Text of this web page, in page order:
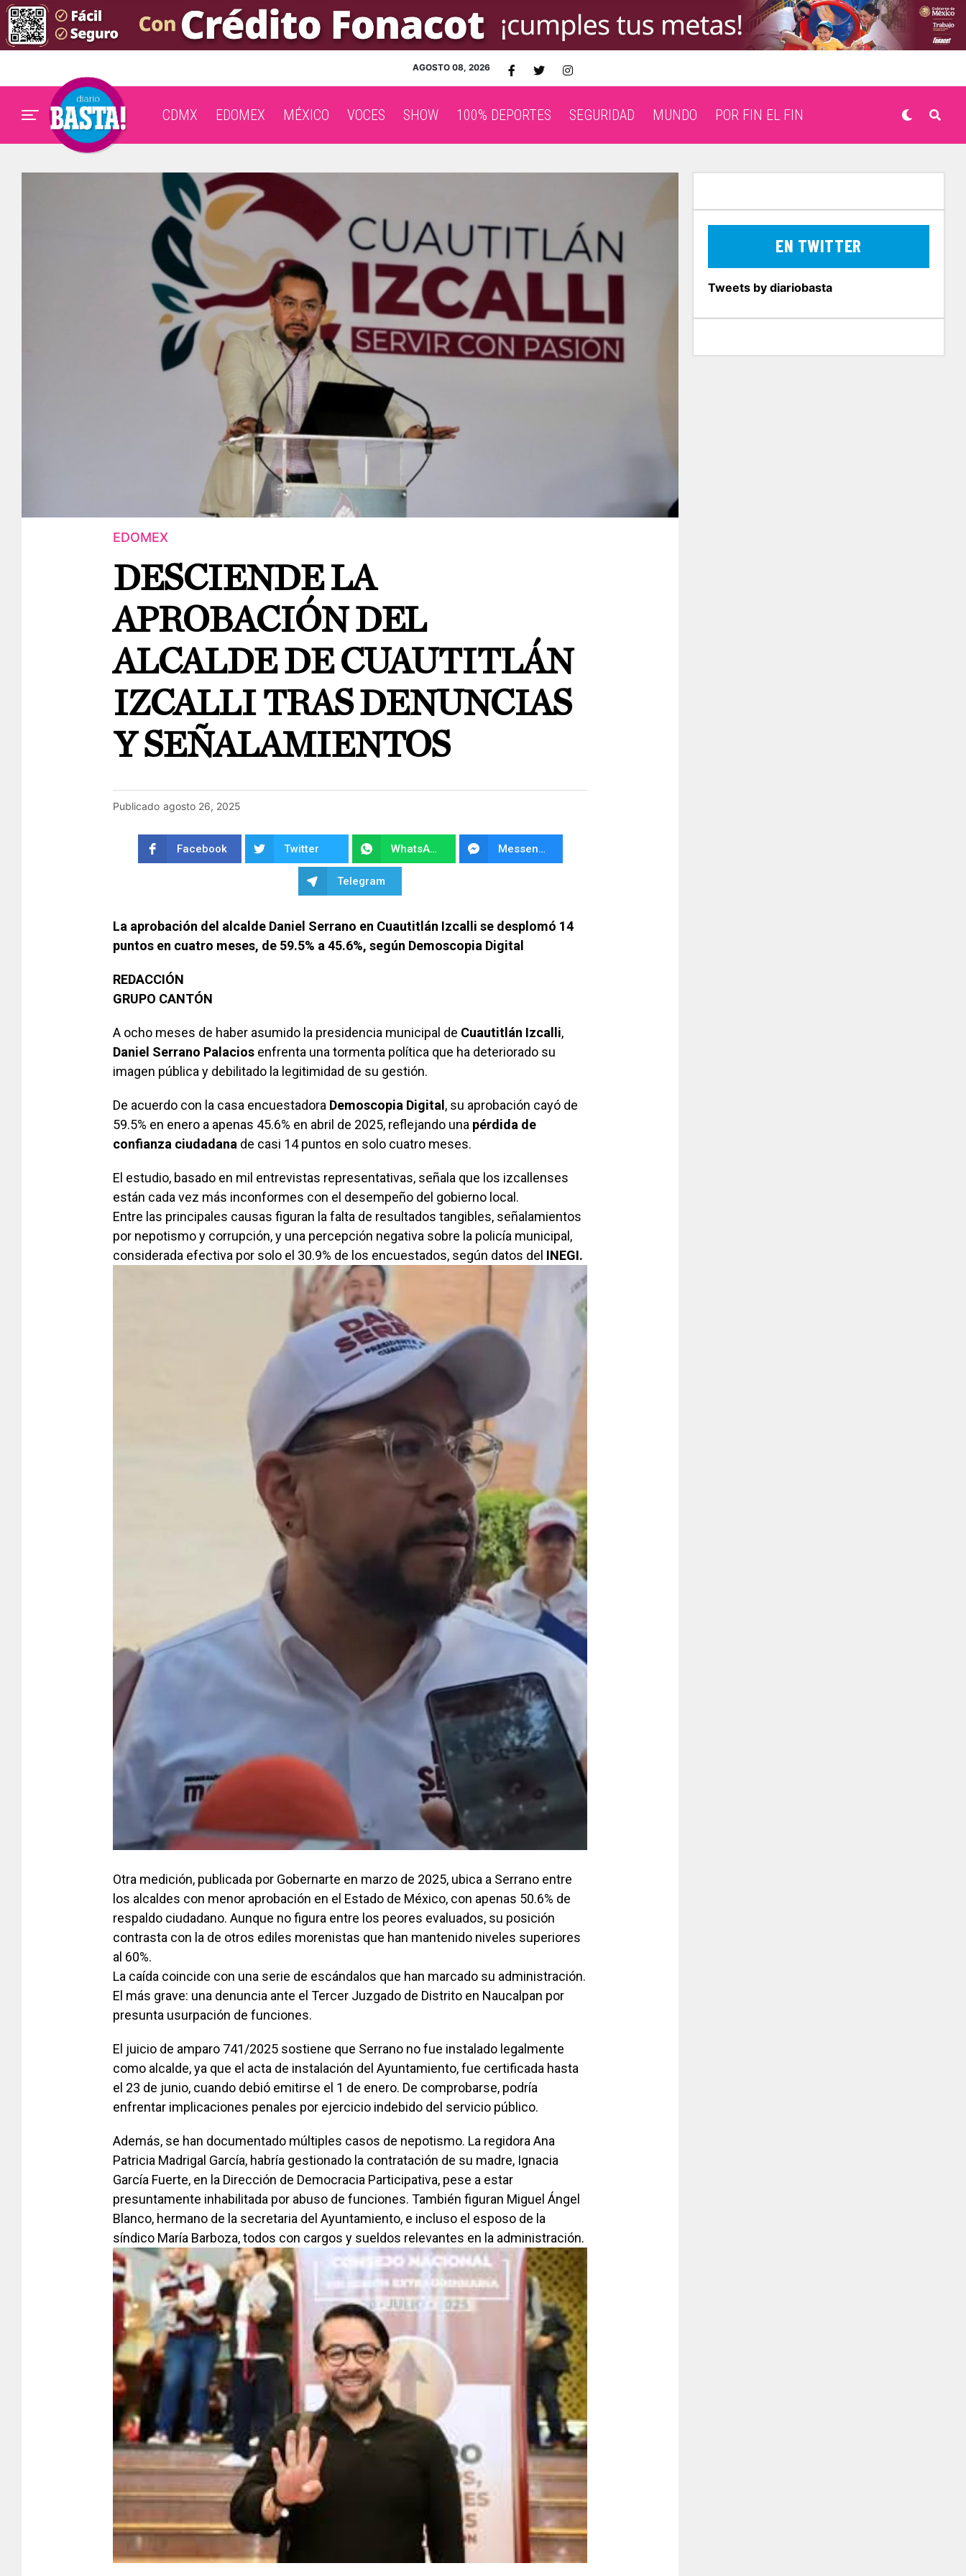
AGOSTO 08, 2026
CDMX EDOMEX MÉXICO VOCES SHOW 100% DEPORTES SEGURIDAD MUNDO POR FIN EL FIN
EDOMEX
DESCIENDE LA
APROBACIÓN DEL
ALCALDE DE CUAUTITLÁN
IZCALLI TRAS DENUNCIAS
Y SEÑALAMIENTOS
Publicado agosto 26, 2025
Facebook Twitter WhatsApp Messenger
Telegram
La aprobación del alcalde Daniel Serrano en Cuautitlán Izcalli se desplomó 14
puntos en cuatro meses, de 59.5% a 45.6%, según Demoscopia Digital
REDACCIÓN
GRUPO CANTÓN
A ocho meses de haber asumido la presidencia municipal de Cuautitlán Izcalli,
Daniel Serrano Palacios enfrenta una tormenta política que ha deteriorado su
imagen pública y debilitado la legitimidad de su gestión.
De acuerdo con la casa encuestadora Demoscopia Digital, su aprobación cayó de
59.5% en enero a apenas 45.6% en abril de 2025, reflejando una pérdida de
confianza ciudadana de casi 14 puntos en solo cuatro meses.
El estudio, basado en mil entrevistas representativas, señala que los izcallenses
están cada vez más inconformes con el desempeño del gobierno local.
Entre las principales causas figuran la falta de resultados tangibles, señalamientos
por nepotismo y corrupción, y una percepción negativa sobre la policía municipal,
considerada efectiva por solo el 30.9% de los encuestados, según datos del INEGI.
Otra medición, publicada por Gobernarte en marzo de 2025, ubica a Serrano entre
los alcaldes con menor aprobación en el Estado de México, con apenas 50.6% de
respaldo ciudadano. Aunque no figura entre los peores evaluados, su posición
contrasta con la de otros ediles morenistas que han mantenido niveles superiores
al 60%.
La caída coincide con una serie de escándalos que han marcado su administración.
El más grave: una denuncia ante el Tercer Juzgado de Distrito en Naucalpan por
presunta usurpación de funciones.
El juicio de amparo 741/2025 sostiene que Serrano no fue instalado legalmente
como alcalde, ya que el acta de instalación del Ayuntamiento, fue certificada hasta
el 23 de junio, cuando debió emitirse el 1 de enero. De comprobarse, podría
enfrentar implicaciones penales por ejercicio indebido del servicio público.
Además, se han documentado múltiples casos de nepotismo. La regidora Ana
Patricia Madrigal García, habría gestionado la contratación de su madre, Ignacia
García Fuerte, en la Dirección de Democracia Participativa, pese a estar
presuntamente inhabilitada por abuso de funciones. También figuran Miguel Ángel
Blanco, hermano de la secretaria del Ayuntamiento, e incluso el esposo de la
síndico María Barboza, todos con cargos y sueldos relevantes en la administración.
EN TWITTER
Tweets by diariobasta